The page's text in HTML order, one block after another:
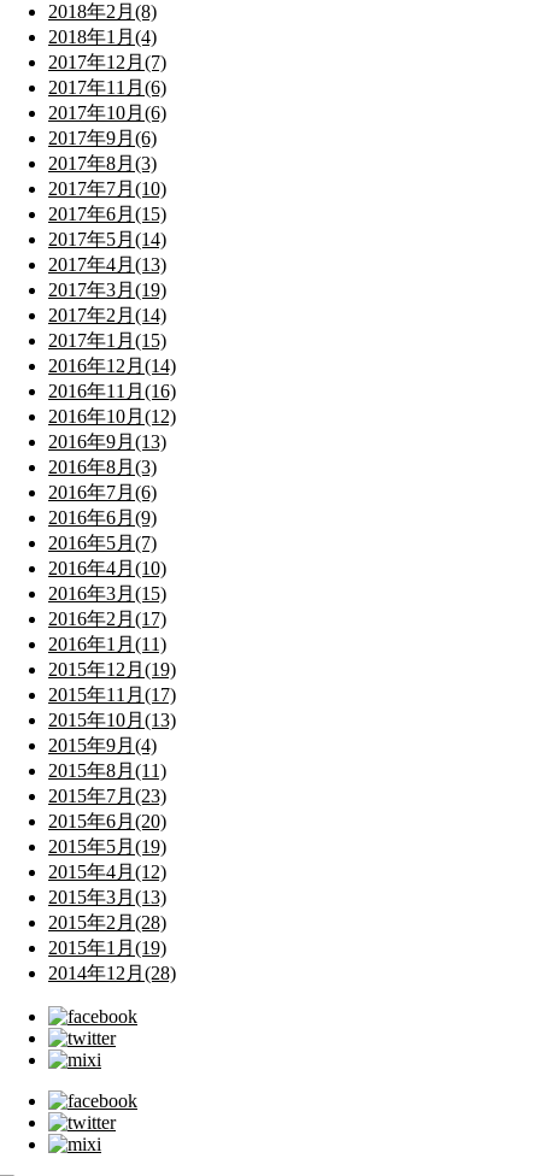
2018年2月(8)
2018年1月(4)
2017年12月(7)
2017年11月(6)
2017年10月(6)
2017年9月(6)
2017年8月(3)
2017年7月(10)
2017年6月(15)
2017年5月(14)
2017年4月(13)
2017年3月(19)
2017年2月(14)
2017年1月(15)
2016年12月(14)
2016年11月(16)
2016年10月(12)
2016年9月(13)
2016年8月(3)
2016年7月(6)
2016年6月(9)
2016年5月(7)
2016年4月(10)
2016年3月(15)
2016年2月(17)
2016年1月(11)
2015年12月(19)
2015年11月(17)
2015年10月(13)
2015年9月(4)
2015年8月(11)
2015年7月(23)
2015年6月(20)
2015年5月(19)
2015年4月(12)
2015年3月(13)
2015年2月(28)
2015年1月(19)
2014年12月(28)